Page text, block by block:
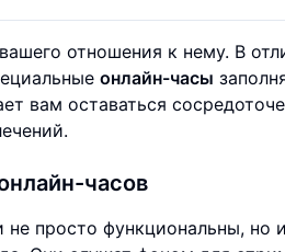
отношения к нему. В
онлайн-часы
вам оставаться
часов
просто функциональны, но